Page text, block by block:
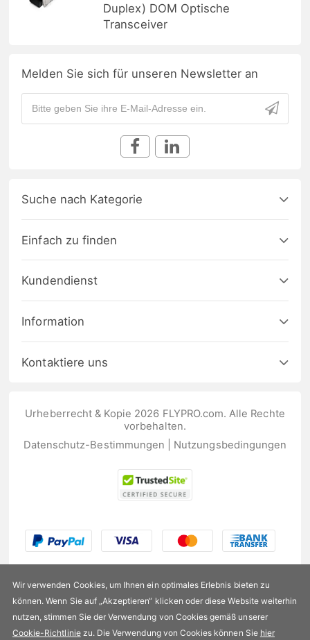
Duplex) DOM Optische
Transceiver
Melden Sie sich für unseren Newsletter an
Suche nach Kategorie
Einfach zu finden
Kundendienst
Information
Kontaktiere uns
Urheberrecht & Kopie 2026 FLYPRO.com. Alle Rechte
vorbehalten.
Datenschutz-Bestimmungen
Nutzungsbedingungen
Wir verwenden Cookies, um Ihnen ein optimales Erlebnis bieten zu
können. Wenn Sie auf „Akzeptieren“ klicken oder diese Website weiterhin
nutzen, stimmen Sie der Verwendung von Cookies gemäß unserer
Cookie-Richtliniezu. Die Verwendung von Cookies können Sie hier